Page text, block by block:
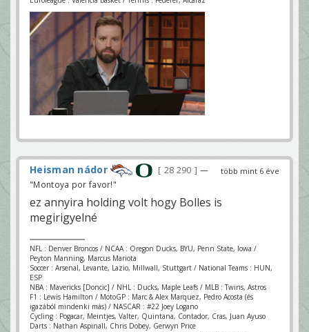
több mint 6 éve
Heisman nádor 28 290
—
"Montoya por favor!"
ez annyira holding volt hogy Bolles is
megirigyelné
NFL : Denver Broncos / NCAA : Oregon Ducks, BYU, Penn State, Iowa /
Peyton Manning, Marcus Mariota
Soccer : Arsenal, Levante, Lazio, Millwall, Stuttgart / National Teams : HUN,
ESP
NBA : Mavericks [Doncic] / NHL : Ducks, Maple Leafs / MLB : Twins, Astros
F1 : Lewis Hamilton / MotoGP : Marc & Alex Marquez, Pedro Acosta (és
igazából mindenki más) / NASCAR : #22 Joey Logano
Cycling : Pogacar, Meintjes, Valter, Quintana, Contador, Cras, Juan Ayuso
Darts : Nathan Aspinall, Chris Dobey, Gerwyn Price